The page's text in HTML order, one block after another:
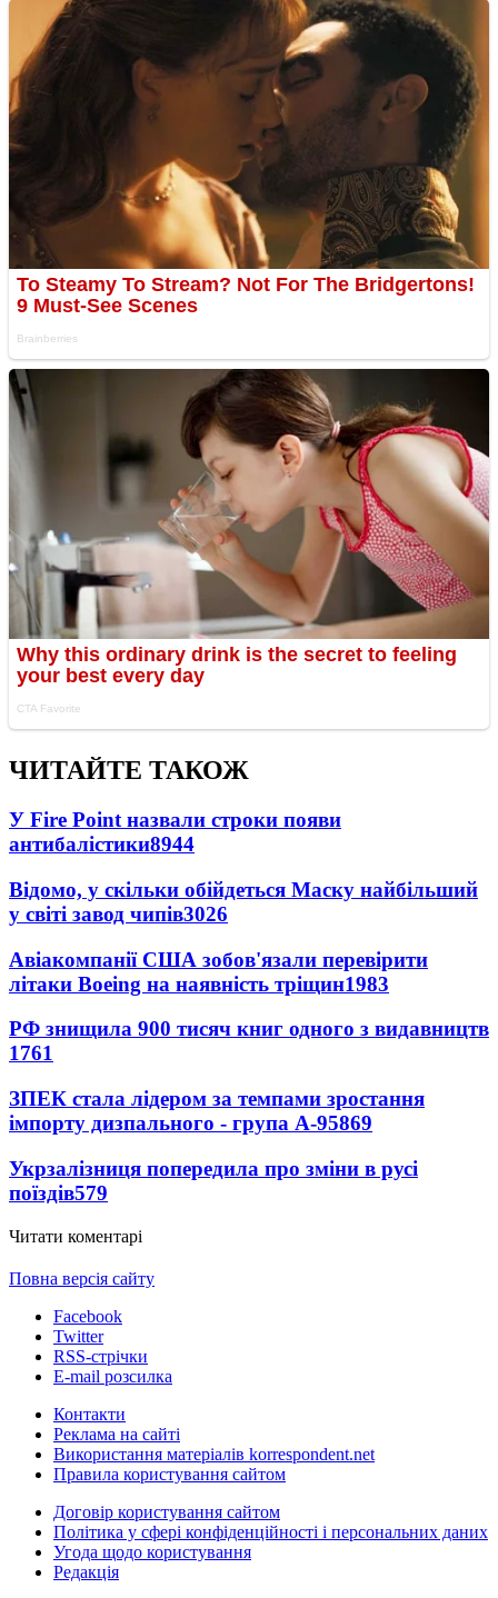
ЧИТАЙТЕ ТАКОЖ
У Fire Point назвали строки появи
антибалістики8944
Відомо, у скільки обійдеться Маску найбільший
у світі завод чипів3026
Авіакомпанії США зобов'язали перевірити
літаки Boeing на наявність тріщин1983
РФ знищила 900 тисяч книг одного з видавництв
1761
ЗПЕК стала лідером за темпами зростання
імпорту дизпального - група А-95869
Укрзалізниця попередила про зміни в русі
поїздів579
Читати коментарі
Повна версія сайту
Facebook
Twitter
RSS-стрічки
E-mail розсилка
Контакти
Реклама на сайті
Використання матеріалів korrespondent.net
Правила користування сайтом
Договір користування сайтом
Політика у сфері конфіденційності і персональних даних
Угода щодо користування
Редакція